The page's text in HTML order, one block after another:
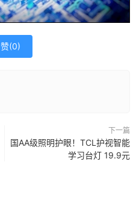
赞(0)
下一篇
国AA级照明护眼！TCL护视智能
学习台灯 19.9元